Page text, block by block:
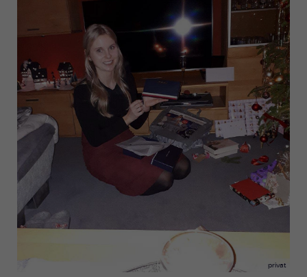
privat